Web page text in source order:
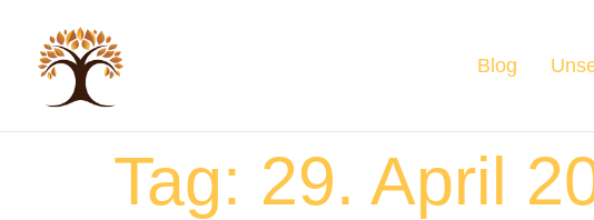
Blog
Tag: 29. April